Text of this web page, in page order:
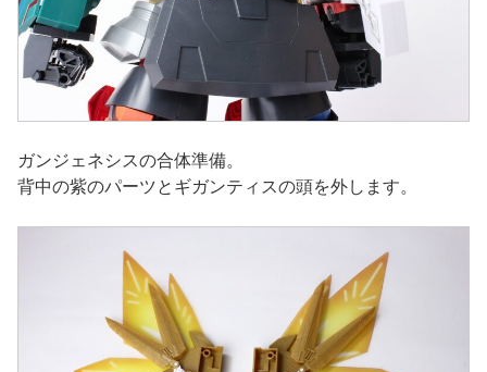
ガンジェネシスの合体準備。
背中の紫のパーツとギガンティスの頭を外します。